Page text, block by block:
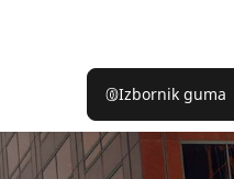
Izbornik guma